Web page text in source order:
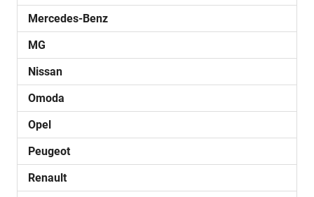
Mercedes-Benz
MG
Nissan
Omoda
Opel
Peugeot
Renault